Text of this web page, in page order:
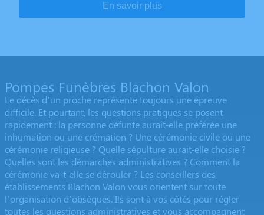
En savoir plus
Pompes Funèbres Blachon Valon
Le décès d’un proche représente toujours une épreuve
difficile. Et pourtant, les questions pratiques se posent
rapidement : la personne défunte aurait-elle préférée une
inhumation ou une crémation ? Une cérémonie civile ou une
cérémonie religieuse ? Quelle sépulture aurait-elle choisie ?
Quelles sont les démarches administratives ? Comment la
cérémonie va-t-elle se dérouler ? Les conseillers des
établissements Blachon Valon vous orientent sur toute
l’organisation d’obsèques. Ils sont à vos côtés pour régler
toutes les questions administratives et vous accompagnent